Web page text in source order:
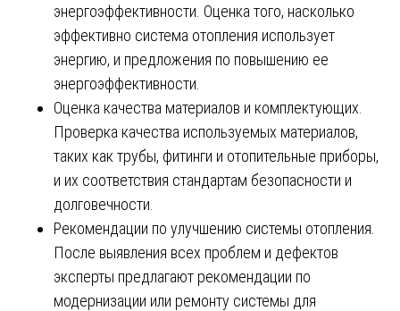
энергоэффективности. Оценка того, насколько
эффективно система отопления использует
энергию, и предложения по повышению ее
энергоэффективности.
Оценка качества материалов и комплектующих.
Проверка качества используемых материалов,
таких как трубы, фитинги и отопительные приборы,
и их соответствия стандартам безопасности и
долговечности.
Рекомендации по улучшению системы отопления.
После выявления всех проблем и дефектов
эксперты предлагают рекомендации по
модернизации или ремонту системы для